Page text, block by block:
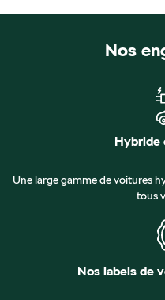
Nos
Hybride
Une large gamme de voitures
tous
Nos labels de